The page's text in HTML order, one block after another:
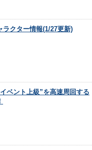
ラクター情報(1/27更新)
ベント上級”を高速周回する